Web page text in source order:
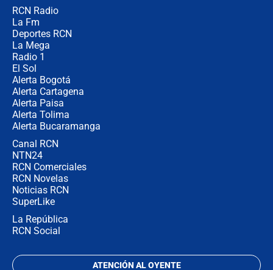
RCN Radio
La Fm
Deportes RCN
La Mega
Radio 1
El Sol
Alerta Bogotá
Alerta Cartagena
Alerta Paisa
Alerta Tolima
Alerta Bucaramanga
Canal RCN
NTN24
RCN Comerciales
RCN Novelas
Noticias RCN
SuperLike
La República
RCN Social
ATENCIÓN AL OYENTE